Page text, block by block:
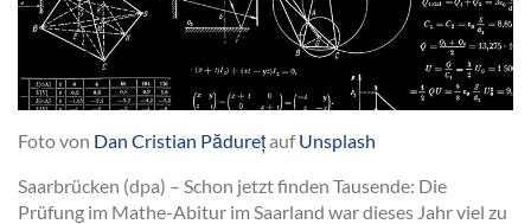
Foto von Dan Cristian PădurețaufUnsplash
Saarbrücken (dpa) – Schon jetzt finden Tausende: Die
Prüfung im Mathe-Abitur im Saarland war dieses Jahr viel zu